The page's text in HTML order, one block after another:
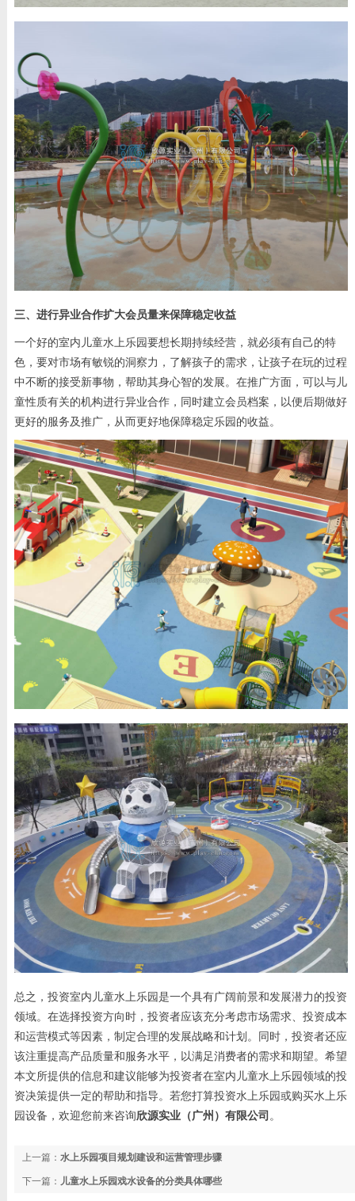
三、进行异业合作扩大会员量来保障稳定收益
一个好的室内儿童水上乐园要想长期持续经营，就必须有自己的特
色，要对市场有敏锐的洞察力，了解孩子的需求，让孩子在玩的过程
中不断的接受新事物，帮助其身心智的发展。在推广方面，可以与儿
童性质有关的机构进行异业合作，同时建立会员档案，以便后期做好
更好的服务及推广，从而更好地保障稳定乐园的收益。
总之，投资室内儿童水上乐园是一个具有广阔前景和发展潜力的投资
领域。在选择投资方向时，投资者应该充分考虑市场需求、投资成本
和运营模式等因素，制定合理的发展战略和计划。同时，投资者还应
该注重提高产品质量和服务水平，以满足消费者的需求和期望。希望
本文所提供的信息和建议能够为投资者在室内儿童水上乐园领域的投
资决策提供一定的帮助和指导。若您打算投资水上乐园或购买水上乐
园设备，欢迎您前来咨询欣源实业（广州）有限公司 。
上一篇： 水上乐园项目规划建设和运营管理步骤
下一篇： 儿童水上乐园戏水设备的分类具体哪些